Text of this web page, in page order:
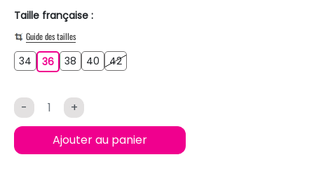
Taille française :
Guide des tailles
34 34363638 3840 404242
- +
Ajouter au panier